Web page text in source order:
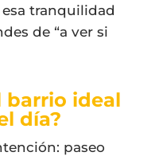
tranquilidad
de “a ver si
barrio ideal
día?
paseo